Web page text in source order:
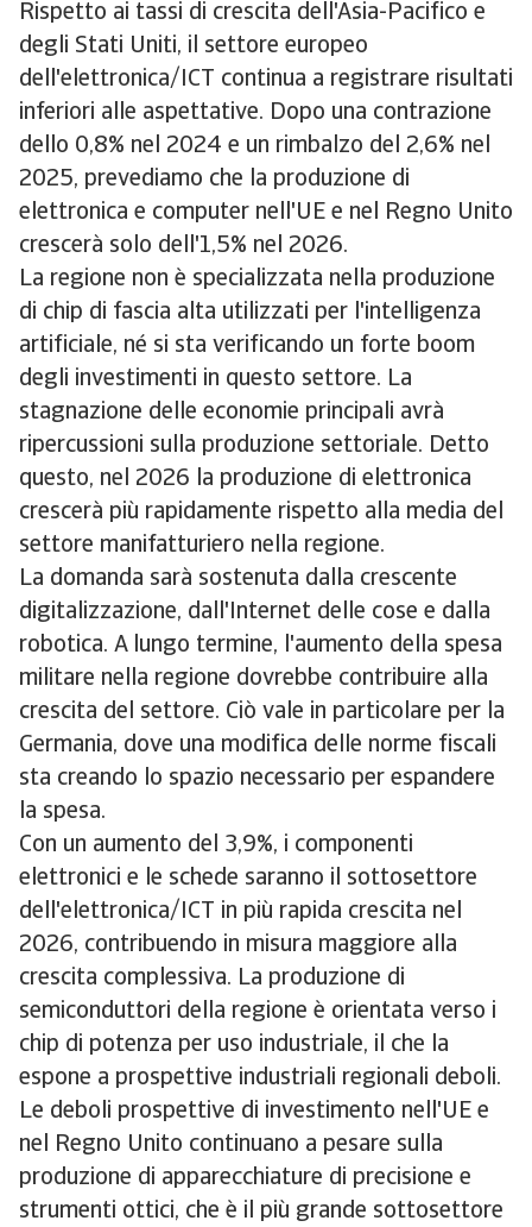
Rispetto ai tassi di crescita dell'Asia-Pacifico e
degli Stati Uniti, il settore europeo
dell'elettronica/ICT continua a registrare risultati
inferiori alle aspettative. Dopo una contrazione
dello 0,8% nel 2024 e un rimbalzo del 2,6% nel
2025, prevediamo che la produzione di
elettronica e computer nell'UE e nel Regno Unito
crescerà solo dell'1,5% nel 2026.
La regione non è specializzata nella produzione
di chip di fascia alta utilizzati per l'intelligenza
artificiale, né si sta verificando un forte boom
degli investimenti in questo settore. La
stagnazione delle economie principali avrà
ripercussioni sulla produzione settoriale. Detto
questo, nel 2026 la produzione di elettronica
crescerà più rapidamente rispetto alla media del
settore manifatturiero nella regione.
La domanda sarà sostenuta dalla crescente
digitalizzazione, dall'Internet delle cose e dalla
robotica. A lungo termine, l'aumento della spesa
militare nella regione dovrebbe contribuire alla
crescita del settore. Ciò vale in particolare per la
Germania, dove una modifica delle norme fiscali
sta creando lo spazio necessario per espandere
la spesa.
Con un aumento del 3,9%, i componenti
elettronici e le schede saranno il sottosettore
dell'elettronica/ICT in più rapida crescita nel
2026, contribuendo in misura maggiore alla
crescita complessiva. La produzione di
semiconduttori della regione è orientata verso i
chip di potenza per uso industriale, il che la
espone a prospettive industriali regionali deboli.
Le deboli prospettive di investimento nell'UE e
nel Regno Unito continuano a pesare sulla
produzione di apparecchiature di precisione e
strumenti ottici, che è il più grande sottosettore